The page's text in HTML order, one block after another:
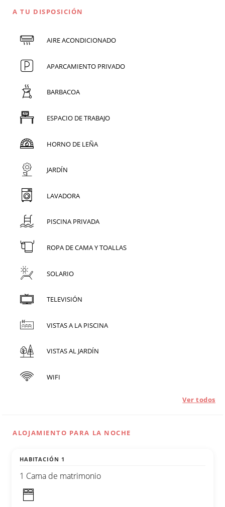
A TU DISPOSICIÓN
AIRE ACONDICIONADO
APARCAMIENTO PRIVADO
BARBACOA
ESPACIO DE TRABAJO
HORNO DE LEÑA
JARDÍN
LAVADORA
PISCINA PRIVADA
ROPA DE CAMA Y TOALLAS
SOLARIO
TELEVISIÓN
VISTAS A LA PISCINA
VISTAS AL JARDÍN
WIFI
Ver todos
ALOJAMIENTO PARA LA NOCHE
HABITACIÓN 1
1 Cama de matrimonio